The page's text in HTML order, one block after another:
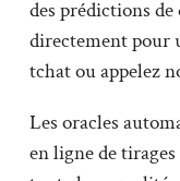
des prédictions
directement pour
tchat ou appelez
Les oracles
en ligne de